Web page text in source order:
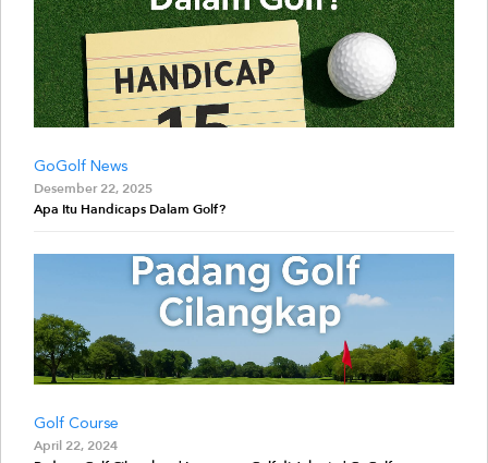
GoGolf News
Desember 22, 2025
Apa Itu Handicaps Dalam Golf?
Golf Course
April 22, 2024